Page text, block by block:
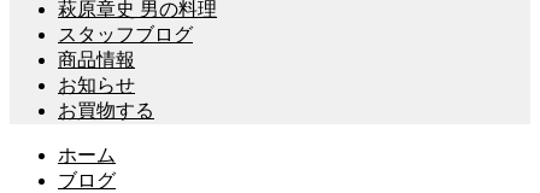
萩原章史 男の料理
スタッフブログ
商品情報
お知らせ
お買物する
ホーム
ブログ